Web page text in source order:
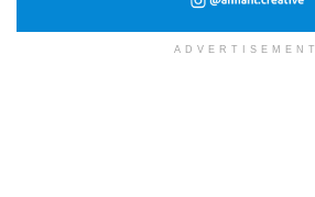
ADVERTISEMENT